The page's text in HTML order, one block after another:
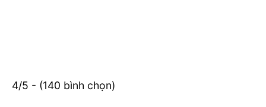
4/5 - (140 bình chọn)